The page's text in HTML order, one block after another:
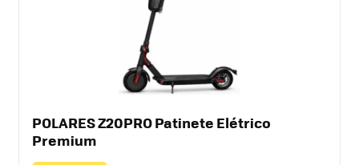
POLARES Z20PRO Patinete Elétrico
Premium